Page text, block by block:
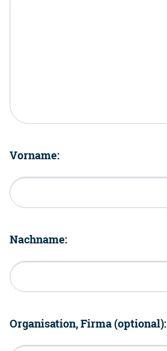
Vorname:
Nachname:
Organisation, Firma (optional):